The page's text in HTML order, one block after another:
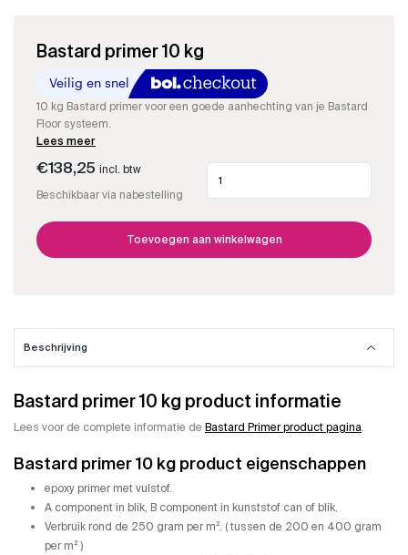
Bastard primer 10 kg
10 kg Bastard primer voor een goede aanhechting van je Bastard
Floor systeem.
Lees meer
€138,25 incl. btw
Beschikbaar via nabestelling
primer
10
Toevoegen aan winkelwagen
Beschrijving
Bastard primer 10 kg product informatie
Lees voor de complete informatie de Bastard Primer product pagina.
Bastard primer 10 kg product eigenschappen
epoxy primer met vulstof.
A component in blik, B component in kunststof can of blik.
Verbruik rond de 250 gram per m². ( tussen de 200 en 400 gram
per m² )